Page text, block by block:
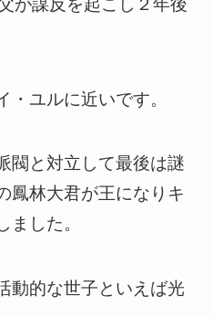
が謀反を起こし２年後
・ユルに近いです。
閥と対立して最後は謎
鳳林大君が王になりキ
ました。
動的な世子といえば光